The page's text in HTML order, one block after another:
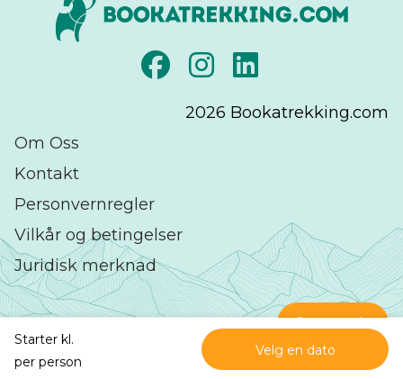
Starter kl.
per person
Velg en dato
2026 Bookatrekking.com
Om Oss
Kontakt
Personvernregler
Vilkår og betingelser
Juridisk merknad
Utmerket
Kontakt